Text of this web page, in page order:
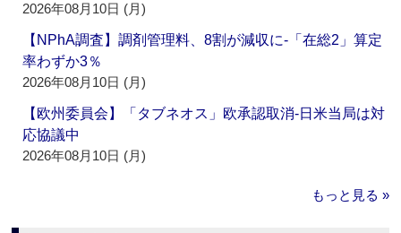
2026年08月10日 (月)
【NPhA調査】調剤管理料、8割が減収に‐「在総2」算定
率わずか3％
2026年08月10日 (月)
【欧州委員会】「タブネオス」欧承認取消‐日米当局は対
応協議中
2026年08月10日 (月)
もっと見る »